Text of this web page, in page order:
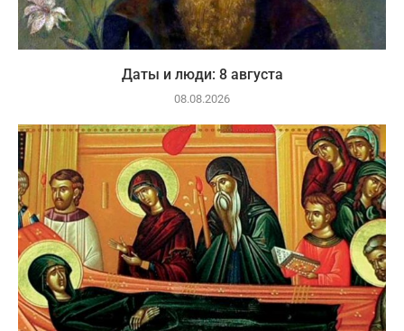
Даты и люди: 8 августа
08.08.2026